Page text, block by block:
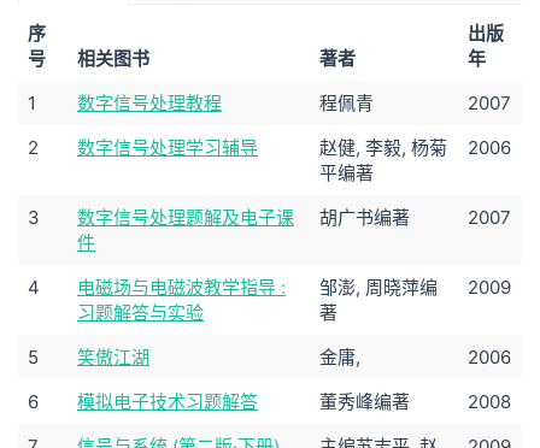
序
号
相关图书 著者
出版
年
1
数字信号处理教程 程佩青
2007
2
数字信号处理学习辅导
赵健, 李毅, 杨菊
平编著
2006
3
数字信号处理题解及电子课
件
胡广书编著 2007
4
电磁场与电磁波教学指导 :
习题解答与实验
邹澎, 周晓萍编
著
2009
5 笑傲江湖 金庸,
2006
6
模拟电子技术习题解答 董秀峰编著
2008